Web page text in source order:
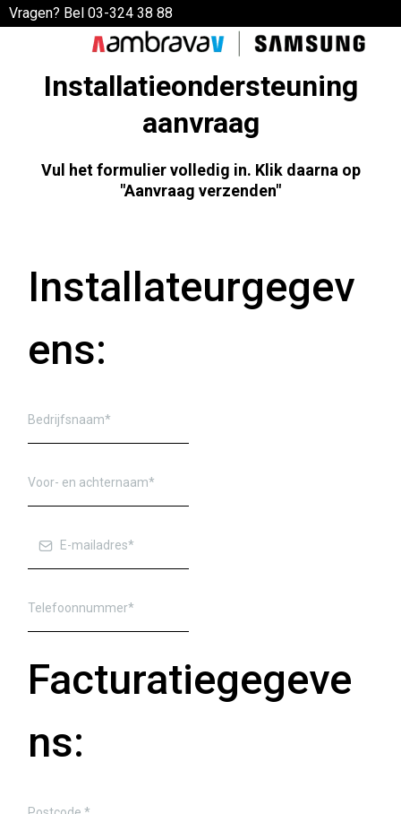
Vragen? Bel 03-324 38 88
Installatieondersteuning
aanvraag
Vul het formulier volledig in. Klik daarna op
"Aanvraag verzenden"
Installateurgegev
ens:
Facturatiegegeve
ns: